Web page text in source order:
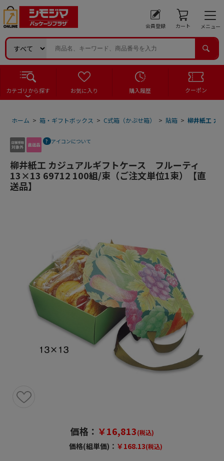
会員登録 カート メニュー
カテゴリから探す お気に入り 購入履歴 クーポン
ホーム > 箱・ギフトボックス > C式箱（かぶせ箱） > 貼箱 > 柳井紙工 カ
アイコンについて
柳井紙工 カジュアルギフトケース フルーティ
13×13 69712 100組/束（ご注文単位1束）【直
送品】
価格： ￥16,813(税込)
価格(組単価)： ￥168.13(税込)